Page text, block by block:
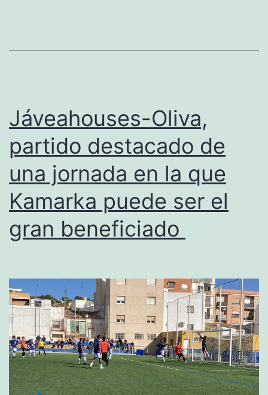
tras
empatar
y
Oliva
Jáveahouses-Oliva,
partido destacado de
una jornada en la que
Kamarka puede ser el
gran beneficiado